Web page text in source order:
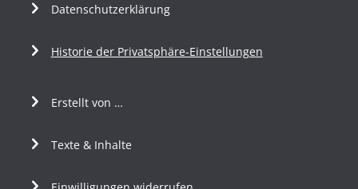
Datenschutzerklärung
Historie der Privatsphäre-Einstellungen
Erstellt von …
Texte & Inhalte